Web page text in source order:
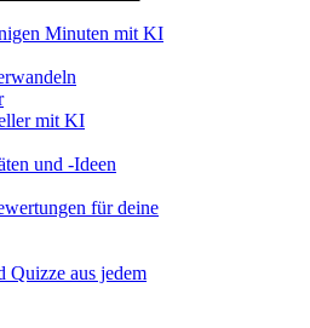
Minuten mit KI
mit KI
und -Ideen
für deine
Quizze aus jedem